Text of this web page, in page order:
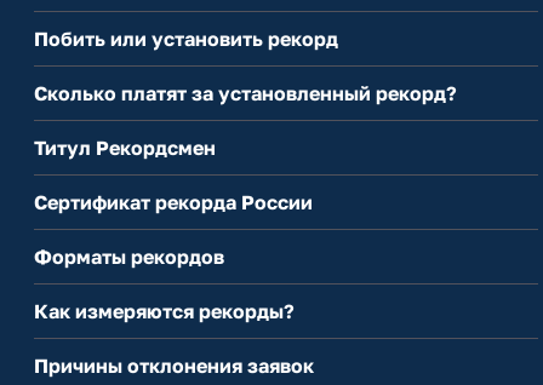
Побить или установить рекорд
Сколько платят за установленный рекорд?
Титул Рекордсмен
Сертификат рекорда России
Форматы рекордов
Как измеряются рекорды?
Причины отклонения заявок